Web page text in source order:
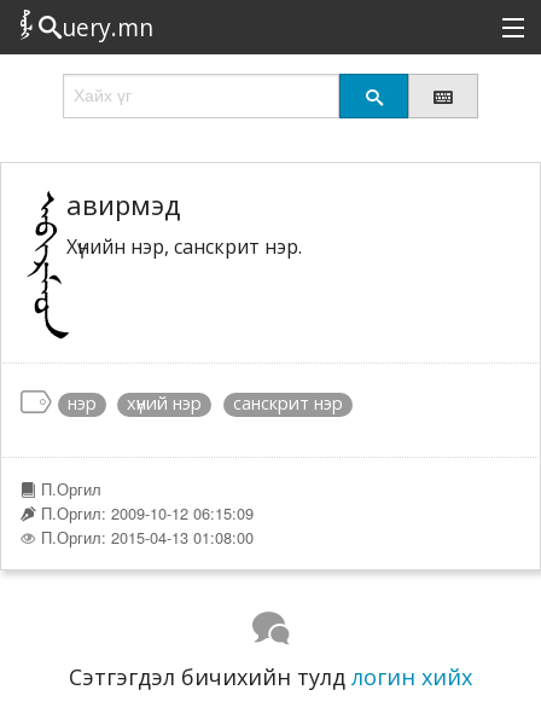
uery.mn
Сонирхолтой
Эрэлттэй
Төрөл
Татах
авирмэд
Хүнийн нэр, санскрит нэр.
нэр хүний нэр санскрит нэр
П.Оргил
П.Оргил: 2009-10-12 06:15:09
П.Оргил: 2015-04-13 01:08:00
Сэтгэгдэл бичихийн тулд логин хийх